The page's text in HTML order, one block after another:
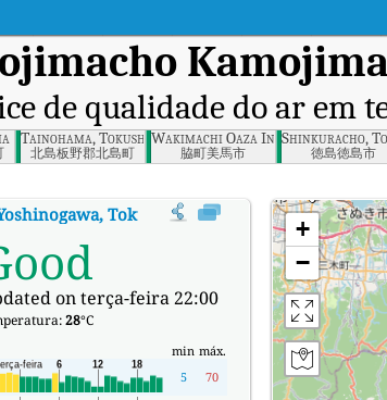
de qualidade do ar em
Tainohama, Tokushima
北島板野郡北島町
Wakimachi Oaza Inoshiri, Mima,
脇町美馬市
Shinkuracho,
徳島徳島市
Tokushima :Índice de Qualidade do Ar
on terça-feira 22:00
28°C
min máx.
5
70
+
−